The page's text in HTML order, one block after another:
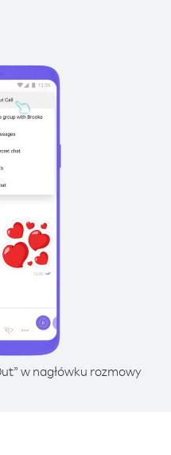
w nagłówku rozmowy